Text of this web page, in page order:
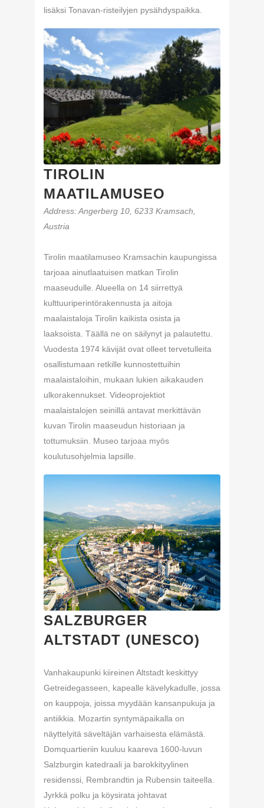
lisäksi Tonavan-risteilyjen pysähdyspaikka.
TIROLIN
MAATILAMUSEO
Address: Angerberg 10, 6233 Kramsach,
Austria
Tirolin maatilamuseo Kramsachin kaupungissa
tarjoaa ainutlaatuisen matkan Tirolin
maaseudulle. Alueella on 14 siirrettyä
kulttuuriperintörakennusta ja aitoja
maalaistaloja Tirolin kaikista osista ja
laaksoista. Täällä ne on säilynyt ja palautettu.
Vuodesta 1974 kävijät ovat olleet tervetulleita
osallistumaan retkille kunnostettuihin
maalaistaloihin, mukaan lukien aikakauden
ulkorakennukset. Videoprojektiot
maalaistalojen seinillä antavat merkittävän
kuvan Tirolin maaseudun historiaan ja
tottumuksiin. Museo tarjoaa myös
koulutusohjelmia lapsille.
SALZBURGER
ALTSTADT (UNESCO)
Vanhakaupunki kiireinen Altstadt keskittyy
Getreidegasseen, kapealle kävelykadulle, jossa
on kauppoja, joissa myydään kansanpukuja ja
antiikkia. Mozartin syntymäpaikalla on
näyttelyitä säveltäjän varhaisesta elämästä.
Domquartieriin kuuluu kaareva 1600-luvun
Salzburgin katedraali ja barokkityylinen
residenssi, Rembrandtin ja Rubensin taiteella.
Jyrkkä polku ja köysirata johtavat